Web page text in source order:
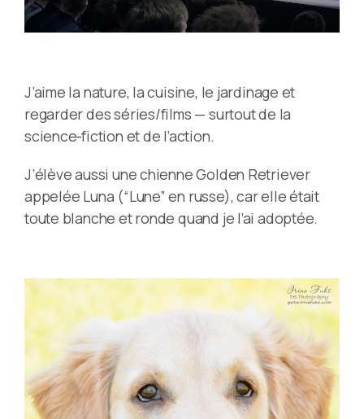
J’aime la nature, la cuisine, le jardinage et
regarder des séries/films — surtout de la
science‑fiction et de l’action.
J’élève aussi une chienne Golden Retriever
appelée Luna (“Lune” en russe), car elle était
toute blanche et ronde quand je l’ai adoptée.